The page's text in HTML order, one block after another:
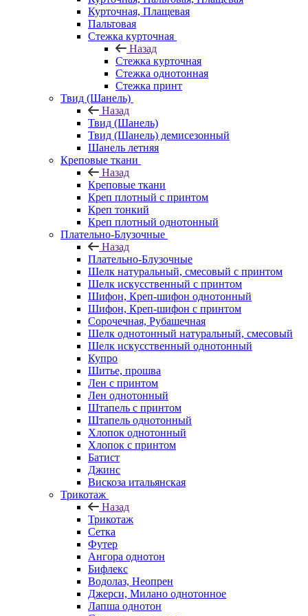
Курточная, Плащевая
Пальтовая
Стежка курточная
Назад
Стежка курточная
Стежка однотонная
Стежка принт
Твид (Шанель)
Назад
Твид (Шанель)
Твид (Шанель) демисезонный
Шанель летняя
Креповые ткани
Назад
Креповые ткани
Креп плотный с принтом
Креп тонкий
Креп плотный однотонный
Плательно-Блузочные
Назад
Плательно-Блузочные
Шелк натуральный, смесовый с принтом
Шелк искусственный с принтом
Шифон, Креп-шифон однотонный
Шифон, Креп-шифон с принтом
Сорочечная, Рубашечная
Шелк однотонный натуральный, смесовый
Шелк искусственный однотонный
Купро
Шитье, прошва
Лен с принтом
Лен однотонный
Штапель с принтом
Штапель однотонный
Хлопок однотонный
Хлопок с принтом
Батист
Джинс
Вискоза итальянская
Трикотаж
Назад
Трикотаж
Сетка
Футер
Ангора однотон
Бифлекс
Водолаз, Неопрен
Джерси, Милано однотонное
Лапша однотон